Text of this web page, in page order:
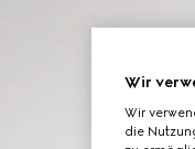
Wir
Wir
die